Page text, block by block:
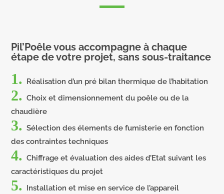
Pil’Poêle vous accompagne à chaque
étape de votre projet, sans sous-traitance
1. Réalisation d’un pré bilan thermique de l’habitation
2.Choix et dimensionnement du poêle ou de la
chaudière
3.Sélection des élements de fumisterie en fonction
des contraintes techniques
4.Chiffrage et évaluation des aides d’Etat suivant les
caractéristiques du projet
5. Installation et mise en service de l’appareil